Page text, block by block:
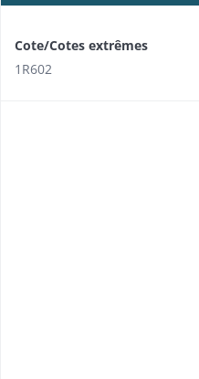
Cote/Cotes extrêmes
1R602